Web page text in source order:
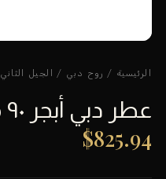
الرئيسية / روح دبي / الجيل الثاني
عطر دبي أبجر ٩٠ مل
$825.94